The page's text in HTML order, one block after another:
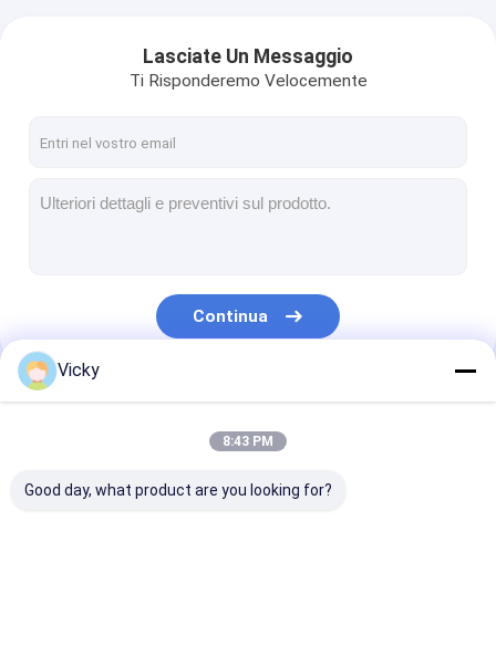
macchina di plastica della laminazione
Macchina della laminazione del rivestimento
Pezzi meccanici della laminazione
Macchina del tessuto soffiata colata
Lasciate Un Messaggio
Ti Risponderemo Velocemente
Continua
Le Nostre Categorie
Vicky
8:43 PM
Good day, what product are you looking for?